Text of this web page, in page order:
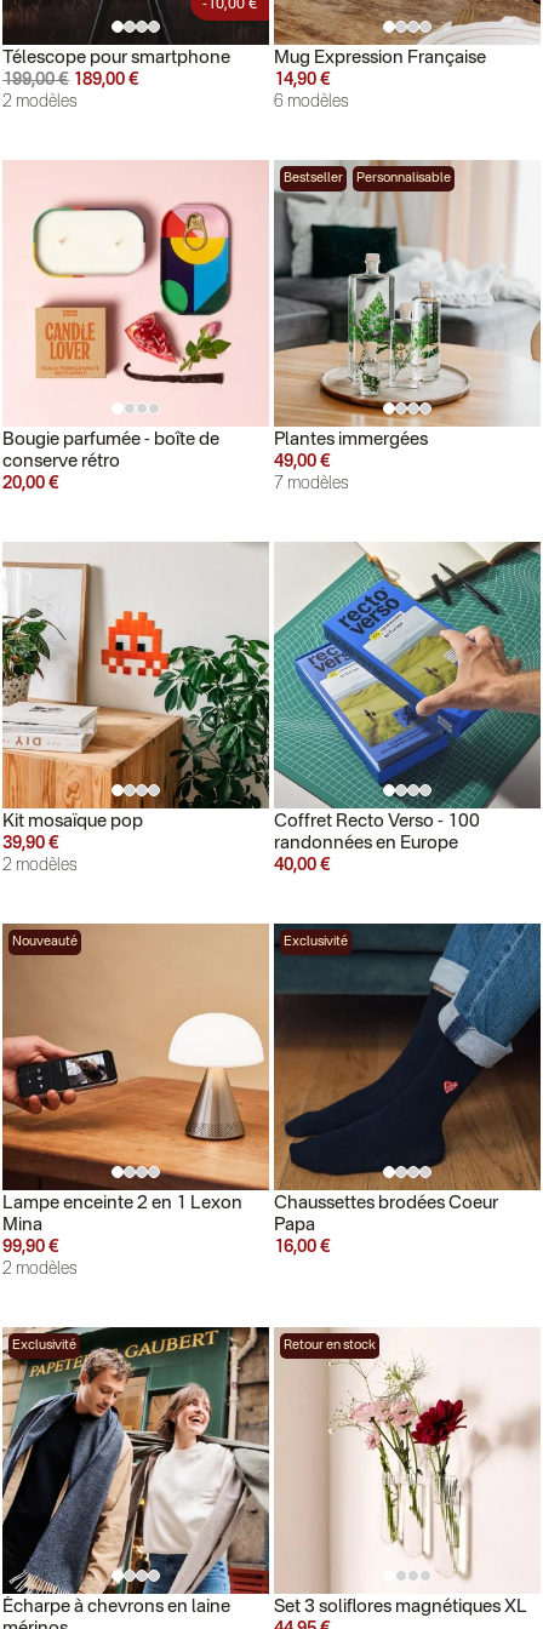
-10,00 €
Télescope pour smartphone
199,00 € 189,00 €
2 modèles
Mug Expression Française
14,90 €
6 modèles
Bougie parfumée - boîte de
conserve rétro
20,00 €
Bestseller Personnalisable
Plantes immergées
49,00 €
7 modèles
Kit mosaïque pop
39,90 €
2 modèles
Coffret Recto Verso - 100
randonnées en Europe
40,00 €
Nouveauté
Lampe enceinte 2 en 1 Lexon
Mina
99,90 €
2 modèles
Exclusivité
Chaussettes brodées Coeur
Papa
16,00 €
Exclusivité
Écharpe à chevrons en laine
Retour en stock
Set 3 soliflores magnétiques XL